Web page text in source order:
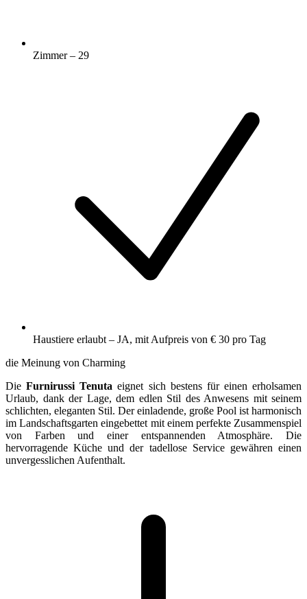
Zimmer – 29
Haustiere erlaubt – JA, mit Aufpreis von € 30 pro Tag
die Meinung von Charming
DieFurnirussi Tenutaeignet sich bestens für einen erholsamen
Urlaub, dank der Lage, dem edlen Stil des Anwesens mit seinem
schlichten, eleganten Stil. Der einladende, große Pool ist harmonisch
im Landschaftsgarten eingebettet mit einem perfekte Zusammenspiel
von Farben und einer entspannenden Atmosphäre. Die
hervorragende Küche und der tadellose Service gewähren einen
unvergesslichen Aufenthalt.